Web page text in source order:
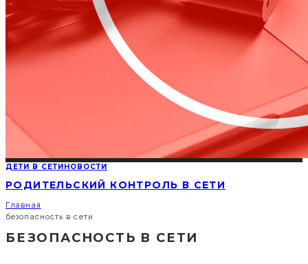
ДЕТИ В СЕТИНОВОСТИ
РОДИТЕЛЬСКИЙ КОНТРОЛЬ В СЕТИ
Главная
безопасность в сети
БЕЗОПАСНОСТЬ В СЕТИ